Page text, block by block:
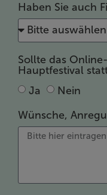
Haben Sie auch
Sollte das
Hauptfestival
Ja
Nein
Wünsche,